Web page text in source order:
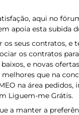
aqui no
apoia esta subida
os seus contratos, e
os contratos
e novas
que na
na área pedidos,
Liguem-me Grátis.
a manter a